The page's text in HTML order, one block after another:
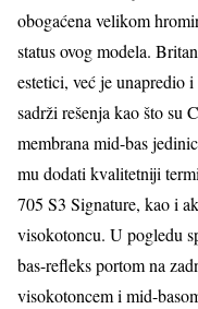
obogaćena velikom
status ovog modela.
estetici, već je unapredio
sadrži rešenja kao što su
membrana mid-bas
mu dodati kvalitetniji
705 S3 Signature, kao i
visokotoncu. U pogledu
bas-refleks portom na
visokotoncem i mid-